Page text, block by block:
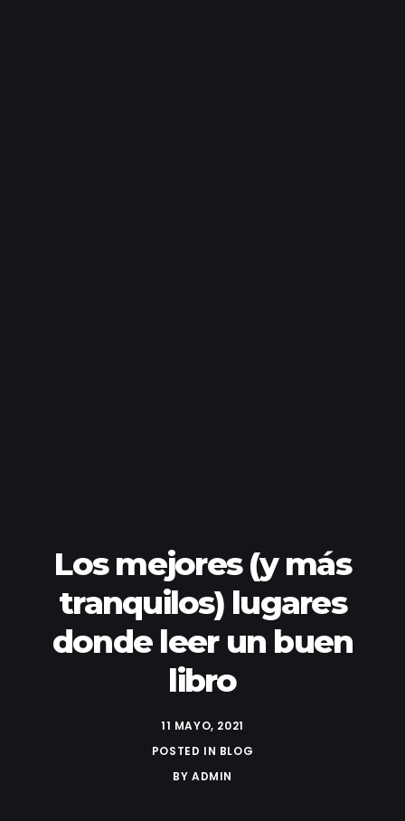
Los mejores (y más
tranquilos) lugares
donde leer un buen
libro
11 MAYO, 2021
POSTED IN BLOG
BY ADMIN